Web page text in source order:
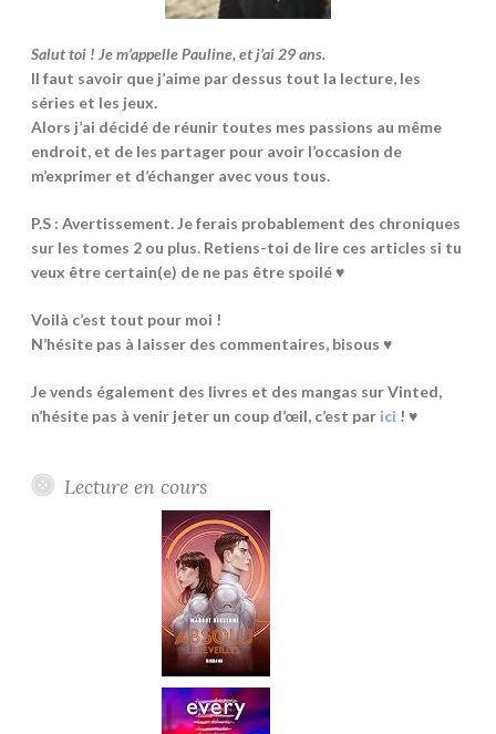
Salut toi ! Je m’appelle Pauline, et j’ai 29 ans.
Il faut savoir que j’aime par dessus tout la lecture, les
séries et les jeux.
Alors j’ai décidé de réunir toutes mes passions au même
endroit, et de les partager pour avoir l’occasion de
m’exprimer et d’échanger avec vous tous.
P.S : Avertissement. Je ferais probablement des chroniques
sur les tomes 2 ou plus. Retiens-toi de lire ces articles si tu
veux être certain(e) de ne pas être spoilé ♥
Voilà c’est tout pour moi !
N’hésite pas à laisser des commentaires, bisous ♥
Je vends également des livres et des mangas sur Vinted,
n’hésite pas à venir jeter un coup d’œil, c’est par ici ! ♥
Lecture en cours